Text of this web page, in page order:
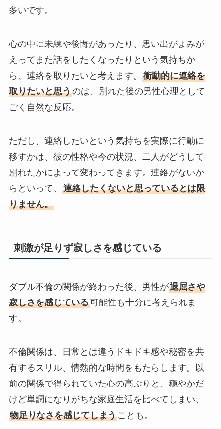
多いです。
心の中に未練や後悔があったり、思い出がよみが
えってまた話をしたくなったりという気持ちか
ら、連絡を取りたいと考えます。 衝動的に連絡を
取りたいと思うのは、別れた後の男性心理として
ごく自然な反応。
ただし、連絡したいという気持ちを実際に行動に
移すかは、彼の性格や今の状況、二人がどうして
別れたかによって変わってきます。連絡がないか
らといって、 連絡したくないと思っているとは限
りません。
刺激が足りず寂しさを感じている
ダブル不倫の関係が終わった後、男性が退屈さや
寂しさを感じている可能性も十分に考えられま
す。
不倫関係は、日常とは違うドキドキ感や秘密を共
有するスリル、情熱的な時間をもたらします。以
前の関係で得られていた心の高ぶりと、穏やかだ
けど単調になりがちな家庭生活を比べてしまい、
物足りなさを感じてしまうことも。